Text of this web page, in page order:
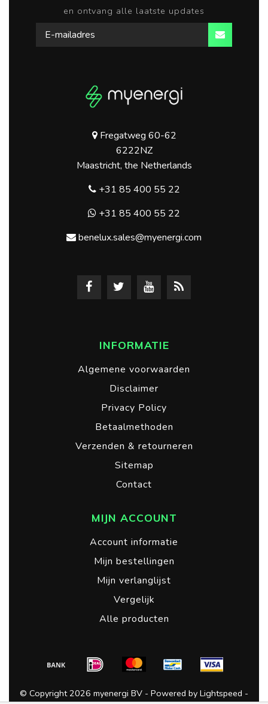
en ontvang alle laatste updates
Fregatweg 60-62
6222NZ
Maastricht, the Netherlands
+31 85 400 55 22
+31 85 400 55 22
benelux.sales@myenergi.com
INFORMATIE
Algemene voorwaarden
Disclaimer
Privacy Policy
Betaalmethoden
Verzenden & retourneren
Sitemap
Contact
MIJN ACCOUNT
Account informatie
Mijn bestellingen
Mijn verlanglijst
Vergelijk
Alle producten
© Copyright 2026 myenergi BV - Powered by Lightspeed -